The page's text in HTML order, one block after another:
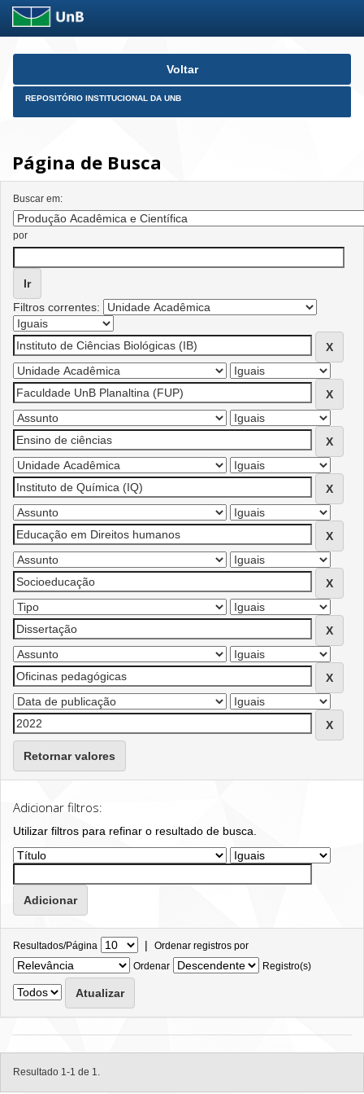
Skip
Voltar
REPOSITÓRIO INSTITUCIONAL DA UNB
Página de Busca
Buscar em:
por
Filtros correntes:
Retornar valores
Adicionar filtros:
Utilizar filtros para refinar o resultado de busca.
Resultados/Página | Ordenar registros por
Ordenar
Registro(s)
Resultado 1-1 de 1.